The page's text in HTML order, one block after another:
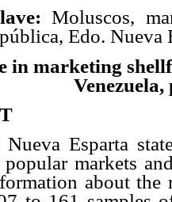
Moluscos,
Edo. Nueva
in marketing
Esparta
markets
about the